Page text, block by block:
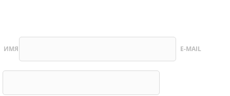
ИМЯ E-MAIL